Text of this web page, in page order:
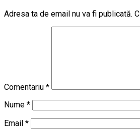
Adresa ta de email nu va fi publicată.
Comentariu *
Nume *
Email *